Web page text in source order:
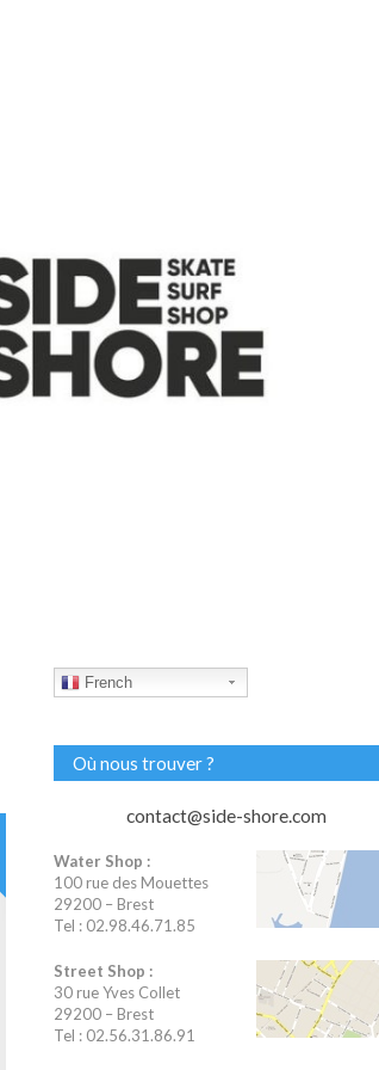
French
Où nous trouver ?
contact@side-shore.com
Water Shop :
100 rue des Mouettes
29200 – Brest
Tel : 02.98.46.71.85
Street Shop :
30 rue Yves Collet
29200 – Brest
Tel : 02.56.31.86.91